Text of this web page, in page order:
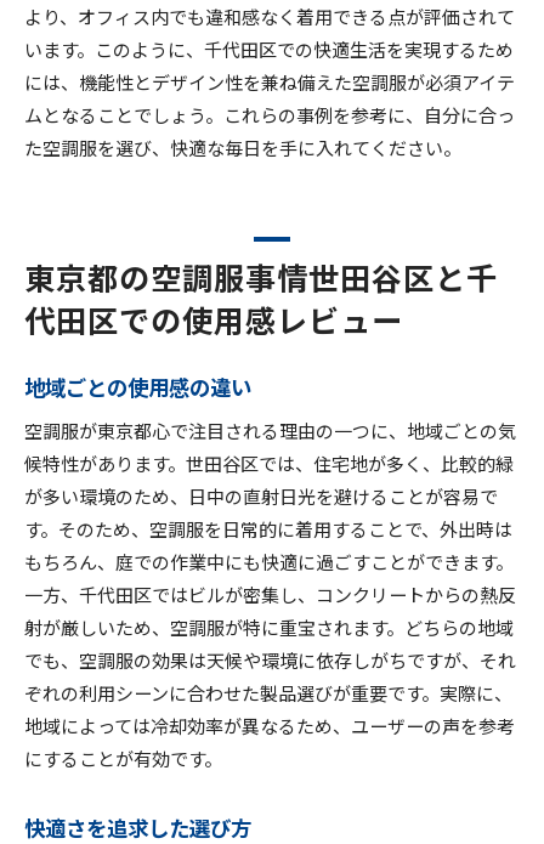
より、オフィス内でも違和感なく着用できる点が評価されて
います。このように、千代田区での快適生活を実現するため
には、機能性とデザイン性を兼ね備えた空調服が必須アイテ
ムとなることでしょう。これらの事例を参考に、自分に合っ
た空調服を選び、快適な毎日を手に入れてください。
東京都の空調服事情世田谷区と千
代田区での使用感レビュー
地域ごとの使用感の違い
空調服が東京都心で注目される理由の一つに、地域ごとの気
候特性があります。世田谷区では、住宅地が多く、比較的緑
が多い環境のため、日中の直射日光を避けることが容易で
す。そのため、空調服を日常的に着用することで、外出時は
もちろん、庭での作業中にも快適に過ごすことができます。
一方、千代田区ではビルが密集し、コンクリートからの熱反
射が厳しいため、空調服が特に重宝されます。どちらの地域
でも、空調服の効果は天候や環境に依存しがちですが、それ
ぞれの利用シーンに合わせた製品選びが重要です。実際に、
地域によっては冷却効率が異なるため、ユーザーの声を参考
にすることが有効です。
快適さを追求した選び方